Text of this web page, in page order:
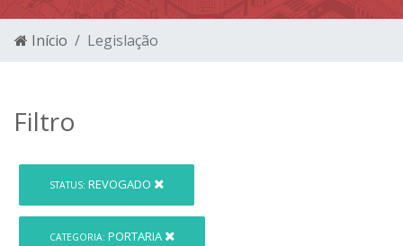
Início Legislação
Filtro
STATUS: REVOGADO
CATEGORIA: PORTARIA